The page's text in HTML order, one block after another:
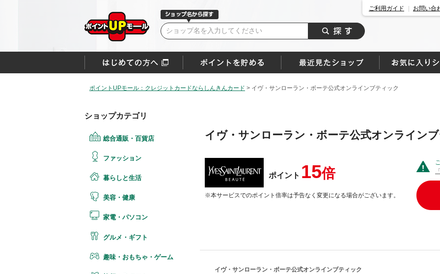
ご利用ガイド お問い合
ポイントUPモール：クレジットカードならしんきんカード > イヴ・サンローラン・ボーテ公式オンラインブティック
ショップカテゴリ
総合通販・百貨店
ファッション
暮らしと生活
美容・健康
家電・パソコン
グルメ・ギフト
趣味・おもちゃ・ゲーム
イヴ・サンローラン・ボーテ公式オンライン
ポイント 15倍
※本サービスでのポイント倍率は予告なく変更になる場合がございます。
イヴ・サンローラン・ボーテ公式オンラインブティック